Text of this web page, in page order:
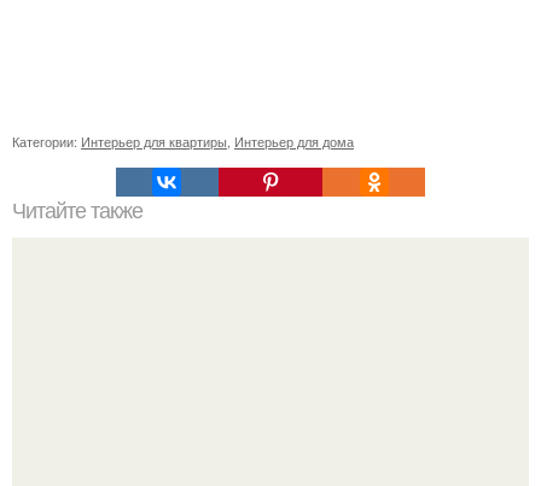
Категории: Интерьер для квартиры, Интерьер для дома
Читайте также